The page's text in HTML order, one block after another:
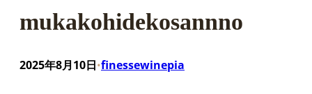
mukakohidekosannno
2025年8月10日•finessewinepia